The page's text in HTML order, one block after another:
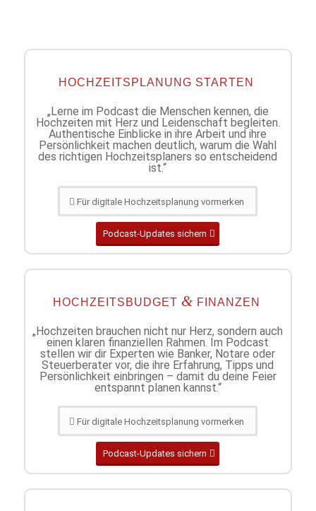
HOCHZEITSPLANUNG STARTEN
„Lerne im Podcast die Menschen kennen, die
Hochzeiten mit Herz und Leidenschaft begleiten.
Authentische Einblicke in ihre Arbeit und ihre
Persönlichkeit machen deutlich, warum die Wahl
des richtigen Hochzeitsplaners so entscheidend
ist.“
Für digitale Hochzeitsplanung vormerken
Podcast-Updates sichern
HOCHZEITSBUDGET &FINANZEN
„Hochzeiten brauchen nicht nur Herz, sondern auch
einen klaren finanziellen Rahmen. Im Podcast
stellen wir dir Experten wie Banker, Notare oder
Steuerberater vor, die ihre Erfahrung, Tipps und
Persönlichkeit einbringen – damit du deine Feier
entspannt planen kannst.“
Für digitale Hochzeitsplanung vormerken
Podcast-Updates sichern